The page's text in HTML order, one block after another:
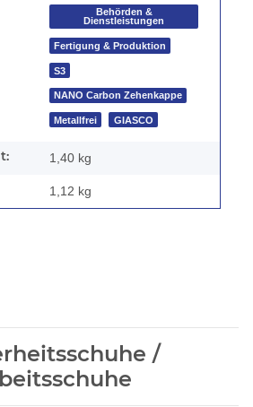
Behörden &
Dienstleistungen
Fertigung & Produktion
S3
NANO Carbon Zehenkappe
Metallfrei GIASCO
1,40 kg
1,12 kg
/